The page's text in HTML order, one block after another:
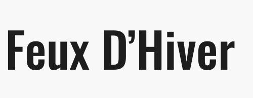
Feux D’Hiver